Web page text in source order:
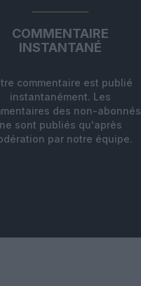
COMMENTAIRE
INSTANTANÉ
commentaire est publié
instantanément. Les
des non-abonnés
ne sont publiés qu'après
par notre équipe.